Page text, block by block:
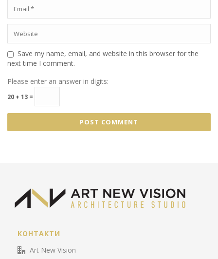
Save my name, email, and website in this browser for the
next time I comment.
Please enter an answer in digits:
20 + 13 =
КОНТАКТИ
Art New Vision